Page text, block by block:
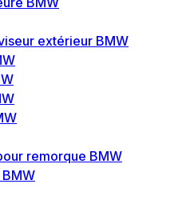
extérieur BMW
remorque BMW